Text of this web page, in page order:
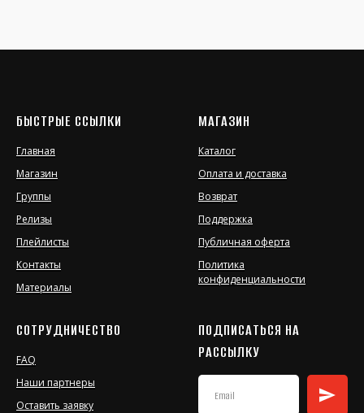
БЫСТРЫЕ ССЫЛКИ
Главная
Магазин
Группы
Релизы
Плейлисты
Контакты
Материалы
МАГАЗИН
Каталог
Оплата и доставка
Возврат
Поддержка
Публичная оферта
Политика
конфиденциальности
СОТРУДНИЧЕСТВО
FAQ
Наши партнеры
Оставить заявку
ПОДПИСАТЬСЯ НА
РАССЫЛКУ